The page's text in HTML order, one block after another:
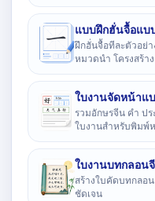
แบบฝึกฮั่นจื้อแบ
ฝึกฮั่นจื้อทีละตัวอย่
หมวดนำ โครงสร้า
ใบงานจัดหน้าแ
รวมอักษรจีน คำ ป
ใบงานสำหรับพิมพ์
ใบงานบทกลอน
สร้างใบคัดบทกลอ
ชัดเจน